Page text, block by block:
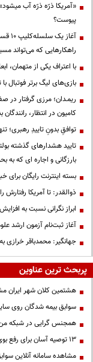
«آمریکا ذرّه ذرّه آب
پیوست؟
راهکارهایی که می‌تواند
با اعتراف یکی از متهمان،
بازی‌های لیگ برتر فوتبال
کامیون در انتظار،
توافقِ بدونِ تاییدِ رهبری؛
تایید هشدارهای گذشته
بارزگانی و اجاره ای که به
بسته اینترنت رایگان برای
ذوالقدر: تا آمریکا
ابراز نگرانی نسبت به
آغاز ثبت‌نام آزمون ارشد
جهانگیر: محمدباقر خرازی
پربحث ترین عناوین
هشتمین کلان شهر
سوابق بیمه شدگان روی
همجنس گرایی در شبکه
13 توصیه آسان برای رفع بوی بد دهان
مشاهده سامانه آنلاين